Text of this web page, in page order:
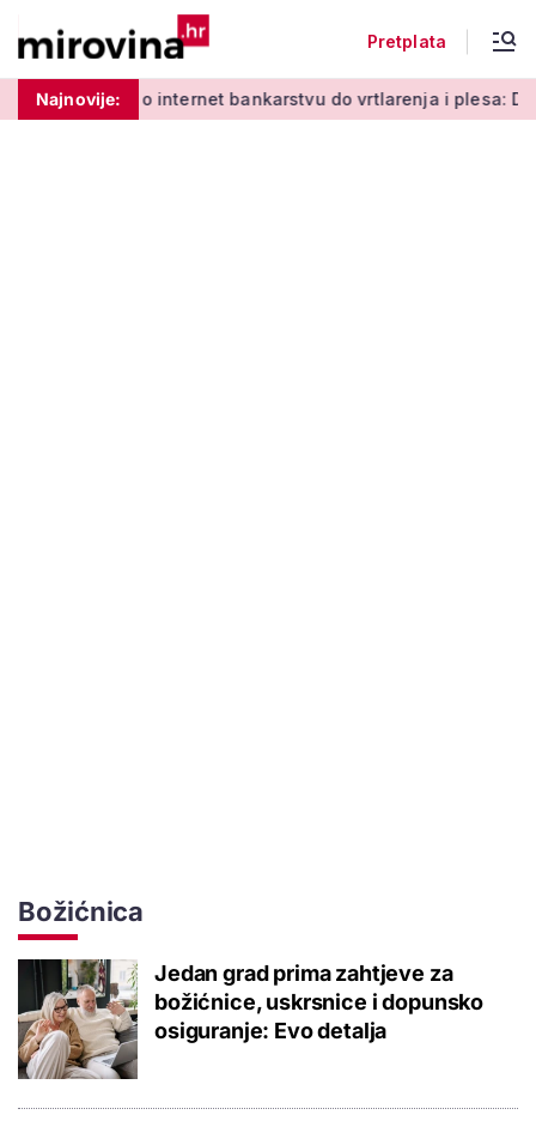
Pretplata
Najnovije:
učenja o internet bankarstvu do vrtlarenja i plesa: Dođite
Božićnica
Jedan grad prima zahtjeve za
božićnice, uskrsnice i dopunsko
osiguranje: Evo detalja